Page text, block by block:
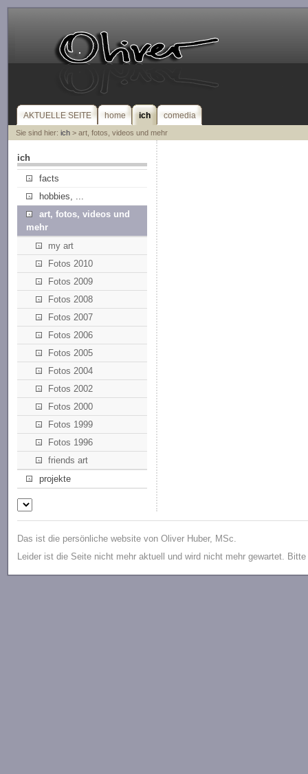
AKTUELLE SEITE home ich comedia
Sie sind hier: ich> art, fotos, videos und mehr
ich
facts
hobbies, ...
art, fotos, videos und
mehr
my art
Fotos 2010
Fotos 2009
Fotos 2008
Fotos 2007
Fotos 2006
Fotos 2005
Fotos 2004
Fotos 2002
Fotos 2000
Fotos 1999
Fotos 1996
friends art
projekte
Das ist die persönliche website von Oliver Huber, MSc.
Leider ist die Seite nicht mehr aktuell und wird nicht mehr gewartet.